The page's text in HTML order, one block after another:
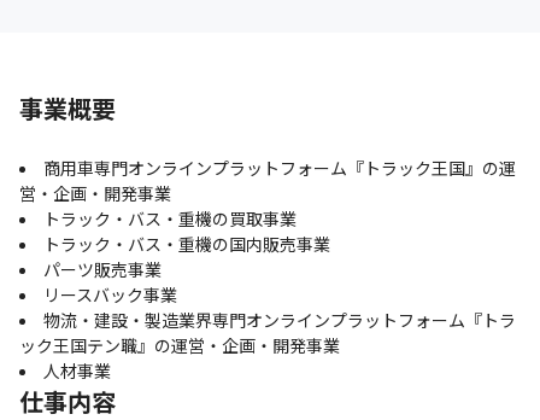
事業概要
商用車専門オンラインプラットフォーム『トラック王国』の運
営・企画・開発事業
トラック・バス・重機の買取事業
トラック・バス・重機の国内販売事業
パーツ販売事業
リースバック事業
物流・建設・製造業界専門オンラインプラットフォーム『トラ
ック王国テン職』の運営・企画・開発事業
人材事業
仕事内容